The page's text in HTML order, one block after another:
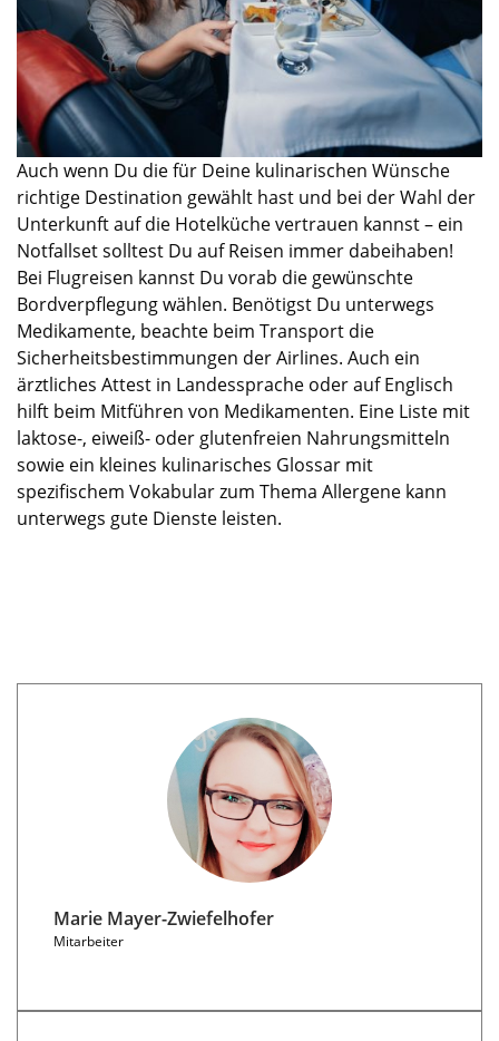
Auch wenn Du die für Deine kulinarischen Wünsche
richtige Destination gewählt hast und bei der Wahl der
Unterkunft auf die Hotelküche vertrauen kannst – ein
Notfallset solltest Du auf Reisen immer dabeihaben!
Bei Flugreisen kannst Du vorab die gewünschte
Bordverpflegung wählen. Benötigst Du unterwegs
Medikamente, beachte beim Transport die
Sicherheitsbestimmungen der Airlines. Auch ein
ärztliches Attest in Landessprache oder auf Englisch
hilft beim Mitführen von Medikamenten. Eine Liste mit
laktose-, eiweiß- oder glutenfreien Nahrungsmitteln
sowie ein kleines kulinarisches Glossar mit
spezifischem Vokabular zum Thema Allergene kann
unterwegs gute Dienste leisten.
Marie Mayer-Zwiefelhofer
Mitarbeiter